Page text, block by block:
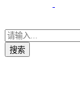
搜索